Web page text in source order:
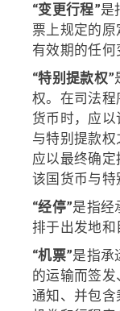
“变更行程”是
票上规定的
有效期的任何
“特别提款权”
权。在司法程
货币时，应
与特别提款权
应以最终确
该国货币与特
“经停”是指经
排于出发地和
“机票”是指承
的运输而签
通知、并包